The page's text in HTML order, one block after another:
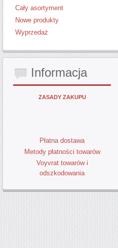
Cały asortyment
Nowe produkty
Wyprzedaż
Informacja
ZASADY ZAKUPU
Płatna dostawa
Metody płatności towarów
Voyvrat towarów i
odszkodowania